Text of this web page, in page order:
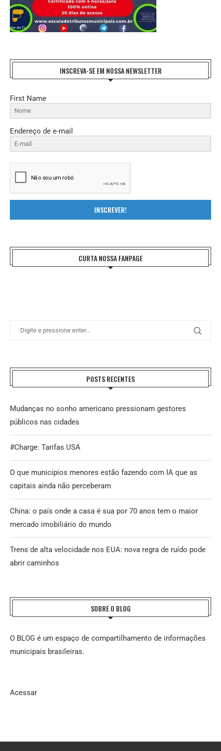
INSCREVA-SE EM NOSSA NEWSLETTER
First Name
Endereço de e-mail
INSCREVER!
CURTA NOSSA FANPAGE
POSTS RECENTES
Mudanças no sonho americano pressionam gestores
públicos nas cidades
#Charge: Tarifas USA
O que municípios menores estão fazendo com IA que as
capitais ainda não perceberam
China: o país onde a casa é sua por 70 anos tem o maior
mercado imobiliário do mundo
Trens de alta velocidade nos EUA: nova regra de ruído pode
abrir caminhos
SOBRE O BLOG
O BLOG é um espaço de compartilhamento de informações
municipais brasileiras.
Acessar